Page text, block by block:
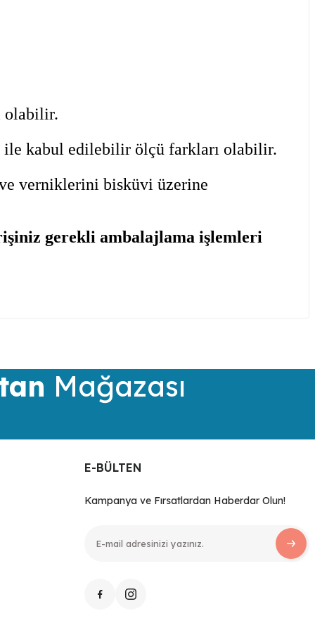
olabilir.
ile kabul edilebilir ölçü farkları olabilir.
verniklerini bisküvi üzerine
gerekli ambalajlama işlemleri
Mağazası
E-BÜLTEN
Kampanya ve Fırsatlardan Haberdar Olun!